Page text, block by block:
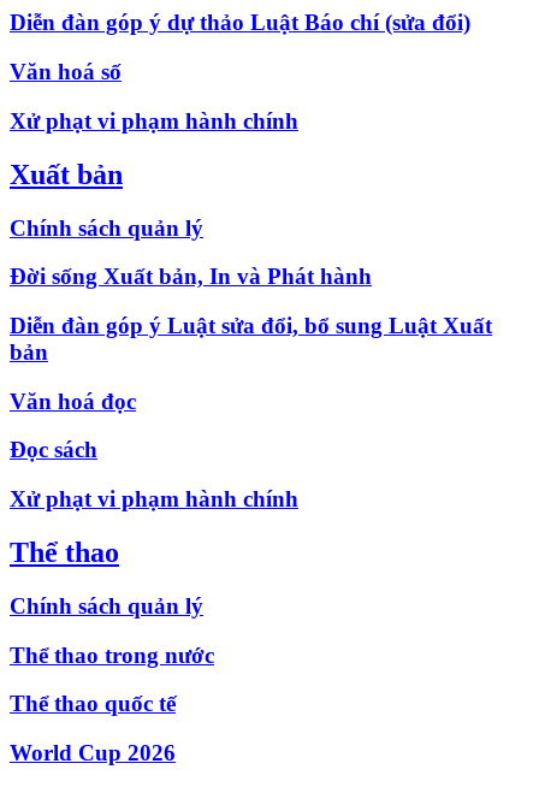
Diễn đàn góp ý dự thảo Luật Báo chí (sửa đổi)
Văn hoá số
Xử phạt vi phạm hành chính
Xuất bản
Chính sách quản lý
Đời sống Xuất bản, In và Phát hành
Diễn đàn góp ý Luật sửa đổi, bổ sung Luật Xuất
bản
Văn hoá đọc
Đọc sách
Xử phạt vi phạm hành chính
Thể thao
Chính sách quản lý
Thể thao trong nước
Thể thao quốc tế
World Cup 2026